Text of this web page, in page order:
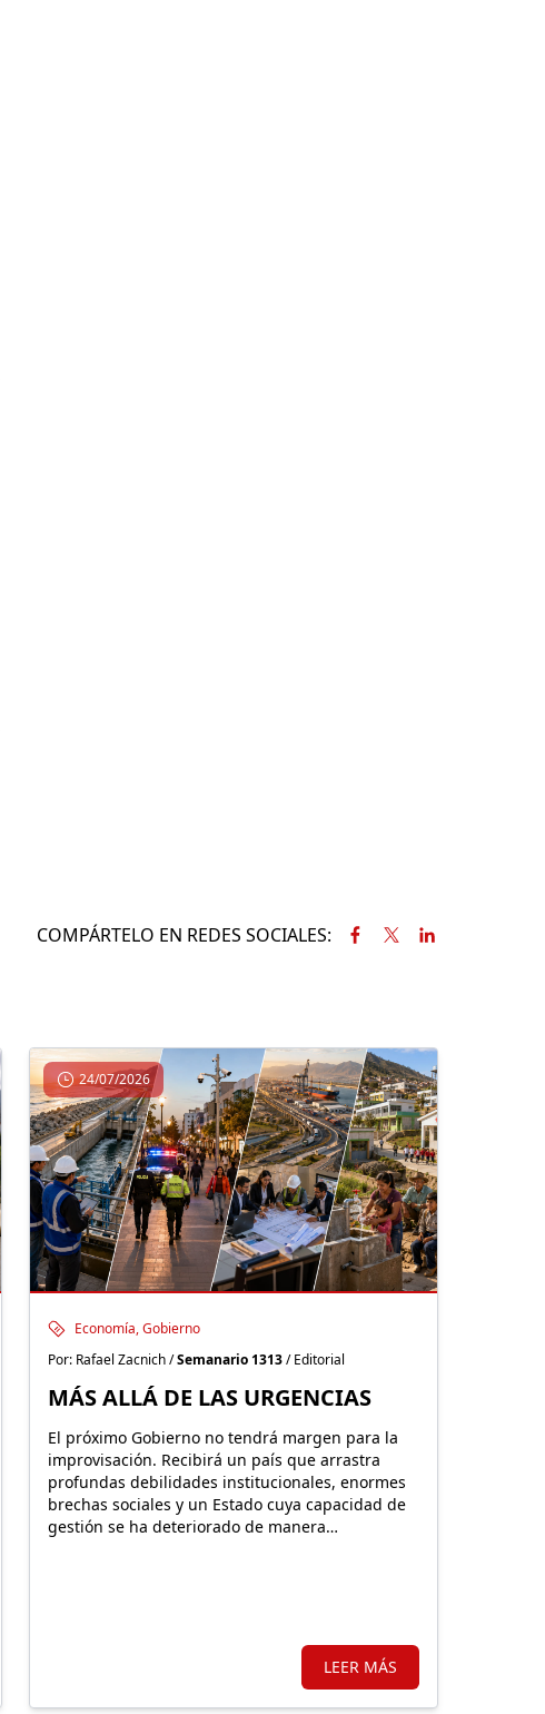
COMPÁRTELO EN REDES SOCIALES:
24/07/2026
Economía, Gobierno
Por: Rafael Zacnich /Semanario 1313/ Editorial
MÁS ALLÁ DE LAS URGENCIAS
El próximo Gobierno no tendrá margen para la
improvisación. Recibirá un país que arrastra
profundas debilidades institucionales, enormes
brechas sociales y un Estado cuya capacidad de
gestión se ha deteriorado de manera
LEER MÁS